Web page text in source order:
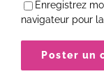
Enregistrez
navigateur pour